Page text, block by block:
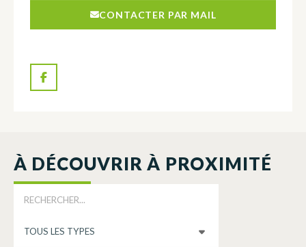
CONTACTER PAR MAIL
À DÉCOUVRIR À PROXIMITÉ